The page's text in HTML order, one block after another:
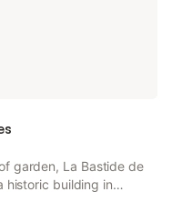
garden, La Bastide de
historic building in
This bed and